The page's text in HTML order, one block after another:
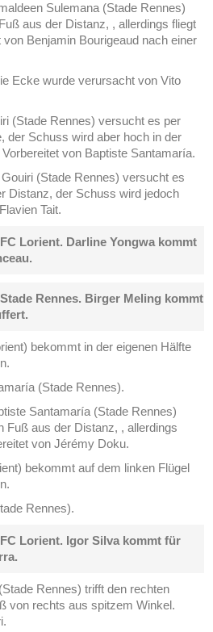
Sulemana (Stade Rennes)
aus der Distanz, , allerdings fliegt
Benjamin Bourigeaud nach einer
Ecke wurde verursacht von Vito
(Stade Rennes) versucht es per
der Schuss wird aber hoch in der
von Baptiste Santamaría.
(Stade Rennes) versucht es
Distanz, der Schuss wird jedoch
Tait.
Lorient. Darline Yongwa kommt
Rennes. Birger Meling kommt
bekommt in der eigenen Hälfte
(Stade Rennes).
Santamaría (Stade Rennes)
Fuß aus der Distanz, , allerdings
von Jérémy Doku.
bekommt auf dem linken Flügel
Rennes).
Lorient. Igor Silva kommt für
Rennes) trifft den rechten
von rechts aus spitzem Winkel.